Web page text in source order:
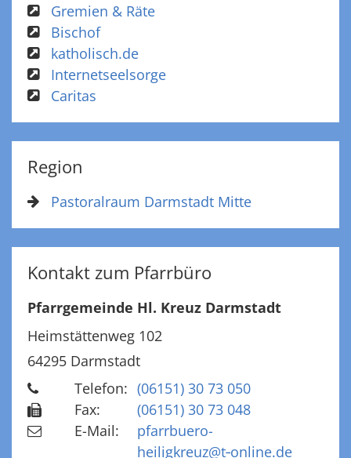
Gremien & Räte
Bischof
katholisch.de
Internetseelsorge
Caritas
Region
Pastoralraum Darmstadt Mitte
Kontakt zum Pfarrbüro
Pfarrgemeinde Hl. Kreuz Darmstadt
Heimstättenweg 102
64295 Darmstadt
Telefon: (06151) 30 73 050
Fax:
(06151) 30 73 048
E-Mail:
pfarrbuero-
heiligkreuz@t‑online.de